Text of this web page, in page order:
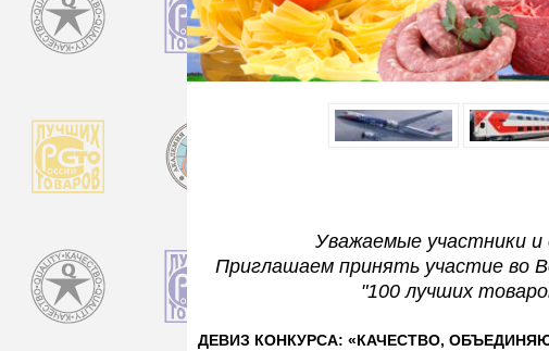
Уважаемые участники и
Приглашаем принять участие во
"100 лучших
ДЕВИЗ КОНКУРСА: «КАЧЕСТВО,